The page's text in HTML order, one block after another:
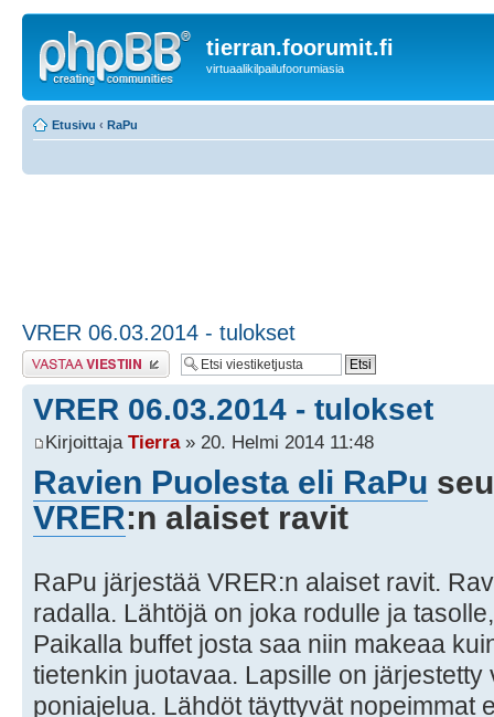
tierran.foorumit.fi
virtuaalikilpailufoorumiasia
Etusivu ‹ RaPu
VRER 06.03.2014 - tulokset
Lähetä vastaus
VRER 06.03.2014 - tulokset
Kirjoittaja Tierra» 20. Helmi 2014 11:48
Ravien Puolesta eli RaPu
VRER:n alaiset ravit
RaPu järjestää VRER:n alaiset ravit.
radalla. Lähtöjä on joka rodulle ja
Paikalla buffet josta saa niin makeaa
tietenkin juotavaa. Lapsille on
poniajelua. Lähdöt täyttyvät nopeimmat